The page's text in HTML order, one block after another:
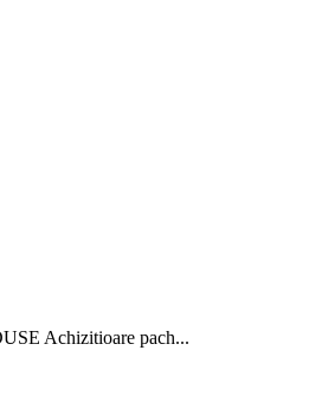
Achizitioare pach...